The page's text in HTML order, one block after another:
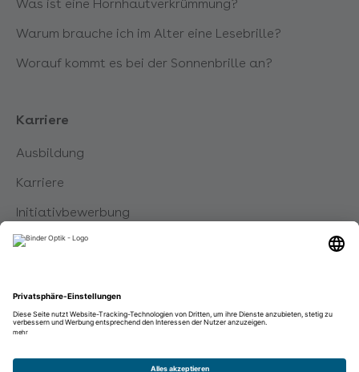
Pforzheim
Pfullendorf
Rastatt
Reutlingen
Schorndorf
Sindelfingen Breuningerland
Was ist eine Hornhautverkrümmung?
Warum brauche ich im Alter eine Lesebrille?
Worauf kommt es bei der Sonnenbrille an?
Karriere
Ausbildung
Karriere
Initiativbewerbung